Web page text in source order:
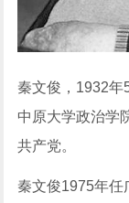
秦文俊，1932年
中原大学政治学
共产党。
秦文俊1975年任